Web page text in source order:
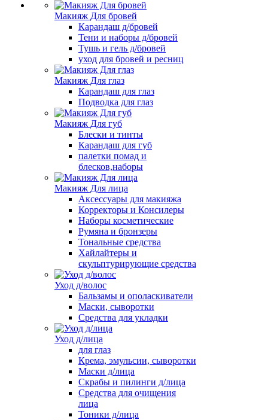
Макияж Для бровей
Карандаш д/бровей
Тени и наборы д/бровей
Тушь и гель д/бровей
уход для бровей и ресниц
Макияж Для глаз
Карандаш для глаз
Подводка для глаз
Макияж Для губ
Блески и тинты
Карандаш для губ
палетки помад и
блесков,наборы
Макияж Для лица
Аксессуары для макияжа
Корректоры и Консилеры
Наборы косметические
Румяна и бронзеры
Тональные средства
Хайлайтеры и
скульптурирующие средства
Уход д/волос
Бальзамы и ополаскиватели
Маски, сыворотки
Средства для укладки
Уход д/лица
для глаз
Крема, эмульсии, сыворотки
Маски д/лица
Скрабы и пилинги д/лица
Средства для очищения
лица
Тоники д/лица